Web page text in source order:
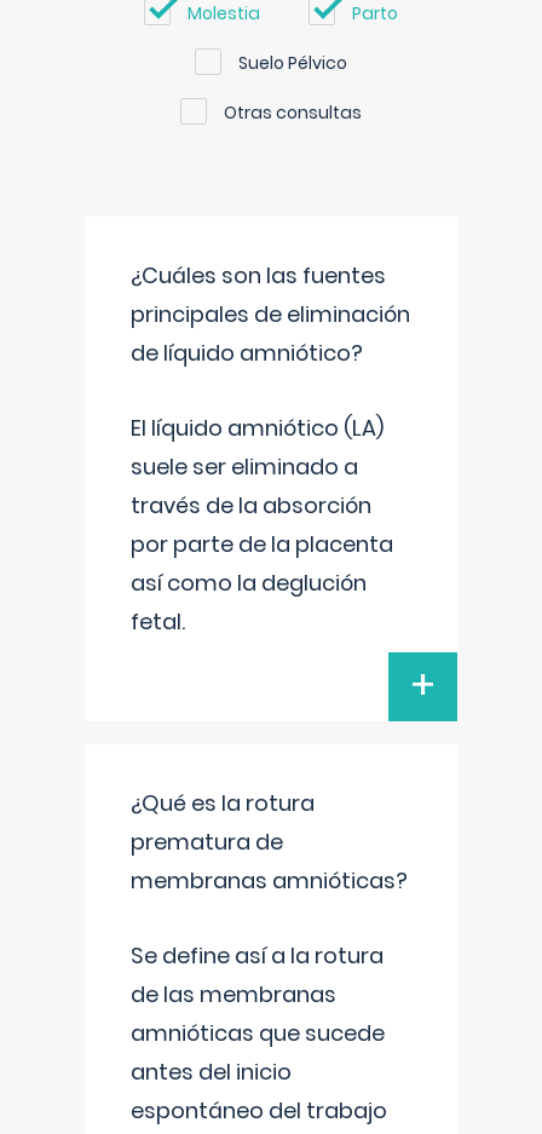
Molestia Parto
Suelo Pélvico
Otras consultas
¿Cuáles son las fuentes
principales de eliminación
de líquido amniótico?
El líquido amniótico (LA)
suele ser eliminado a
través de la absorción
por parte de la placenta
así como la deglución
fetal.
+
¿Qué es la rotura
prematura de
membranas amnióticas?
Se define así a la rotura
de las membranas
amnióticas que sucede
antes del inicio
espontáneo del trabajo